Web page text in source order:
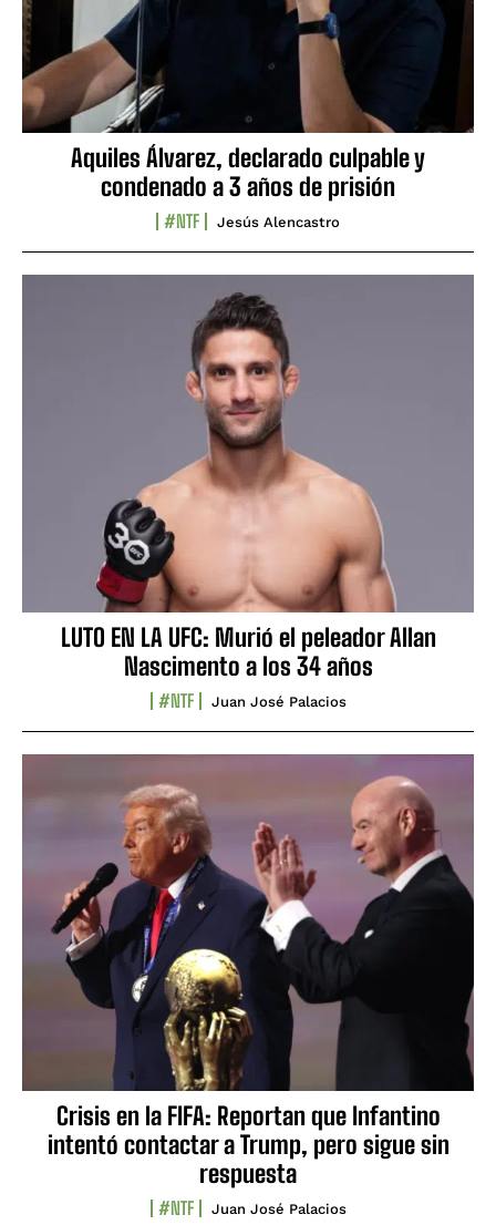
Aquiles Álvarez, declarado culpable y
condenado a 3 años de prisión
#NTF Jesús Alencastro
LUTO EN LA UFC: Murió el peleador Allan
Nascimento a los 34 años
#NTF Juan José Palacios
Crisis en la FIFA: Reportan que Infantino
intentó contactar a Trump, pero sigue sin
respuesta
#NTF Juan José Palacios